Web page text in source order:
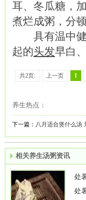
耳、冬瓜糖，
煮烂成粥，分顿
具有温中健
起的头发早白
共2页: 上一页 1
养生热点：
下一篇： 八月适合煲什么汤
相关养生汤粥资讯
处
处